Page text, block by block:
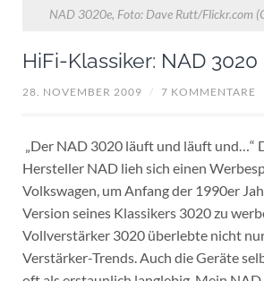
NAD 3020e, Foto: Dave Rutt/Flickr.com
HiFi-Klassiker: NAD
28. NOVEMBER 2009 / 7 KOMMENTARE
„Der NAD 3020 läuft und läuft und…“
Hersteller NAD lieh sich einen
Volkswagen, um Anfang der 1990er
Version seines Klassikers 3020 zu
Vollverstärker 3020 überlebte nicht
Verstärker-Trends. Auch die Geräte